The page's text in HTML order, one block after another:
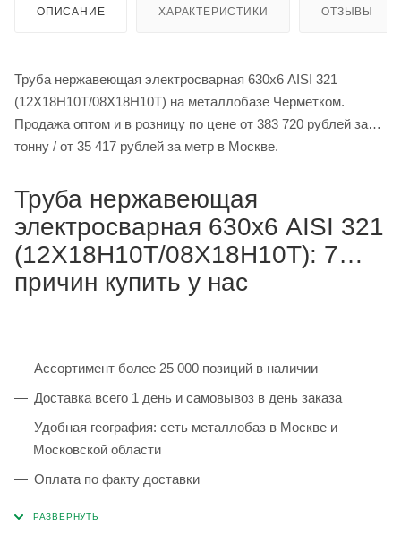
ОПИСАНИЕ ХАРАКТЕРИСТИКИ ОТЗЫВЫ
Труба нержавеющая электросварная 630х6 AISI 321
(12Х18Н10Т/08Х18Н10Т) на металлобазе Черметком.
Продажа оптом и в розницу по цене от 383 720 рублей за
тонну / от 35 417 рублей за метр в Москве.
Труба нержавеющая
электросварная 630х6 AISI 321
(12Х18Н10Т/08Х18Н10Т): 7
причин купить у нас
Ассортимент более 25 000 позиций в наличии
Доставка всего 1 день и самовывоз в день заказа
Удобная география: сеть металлобаз в Москве и
Московской области
Оплата по факту доставки